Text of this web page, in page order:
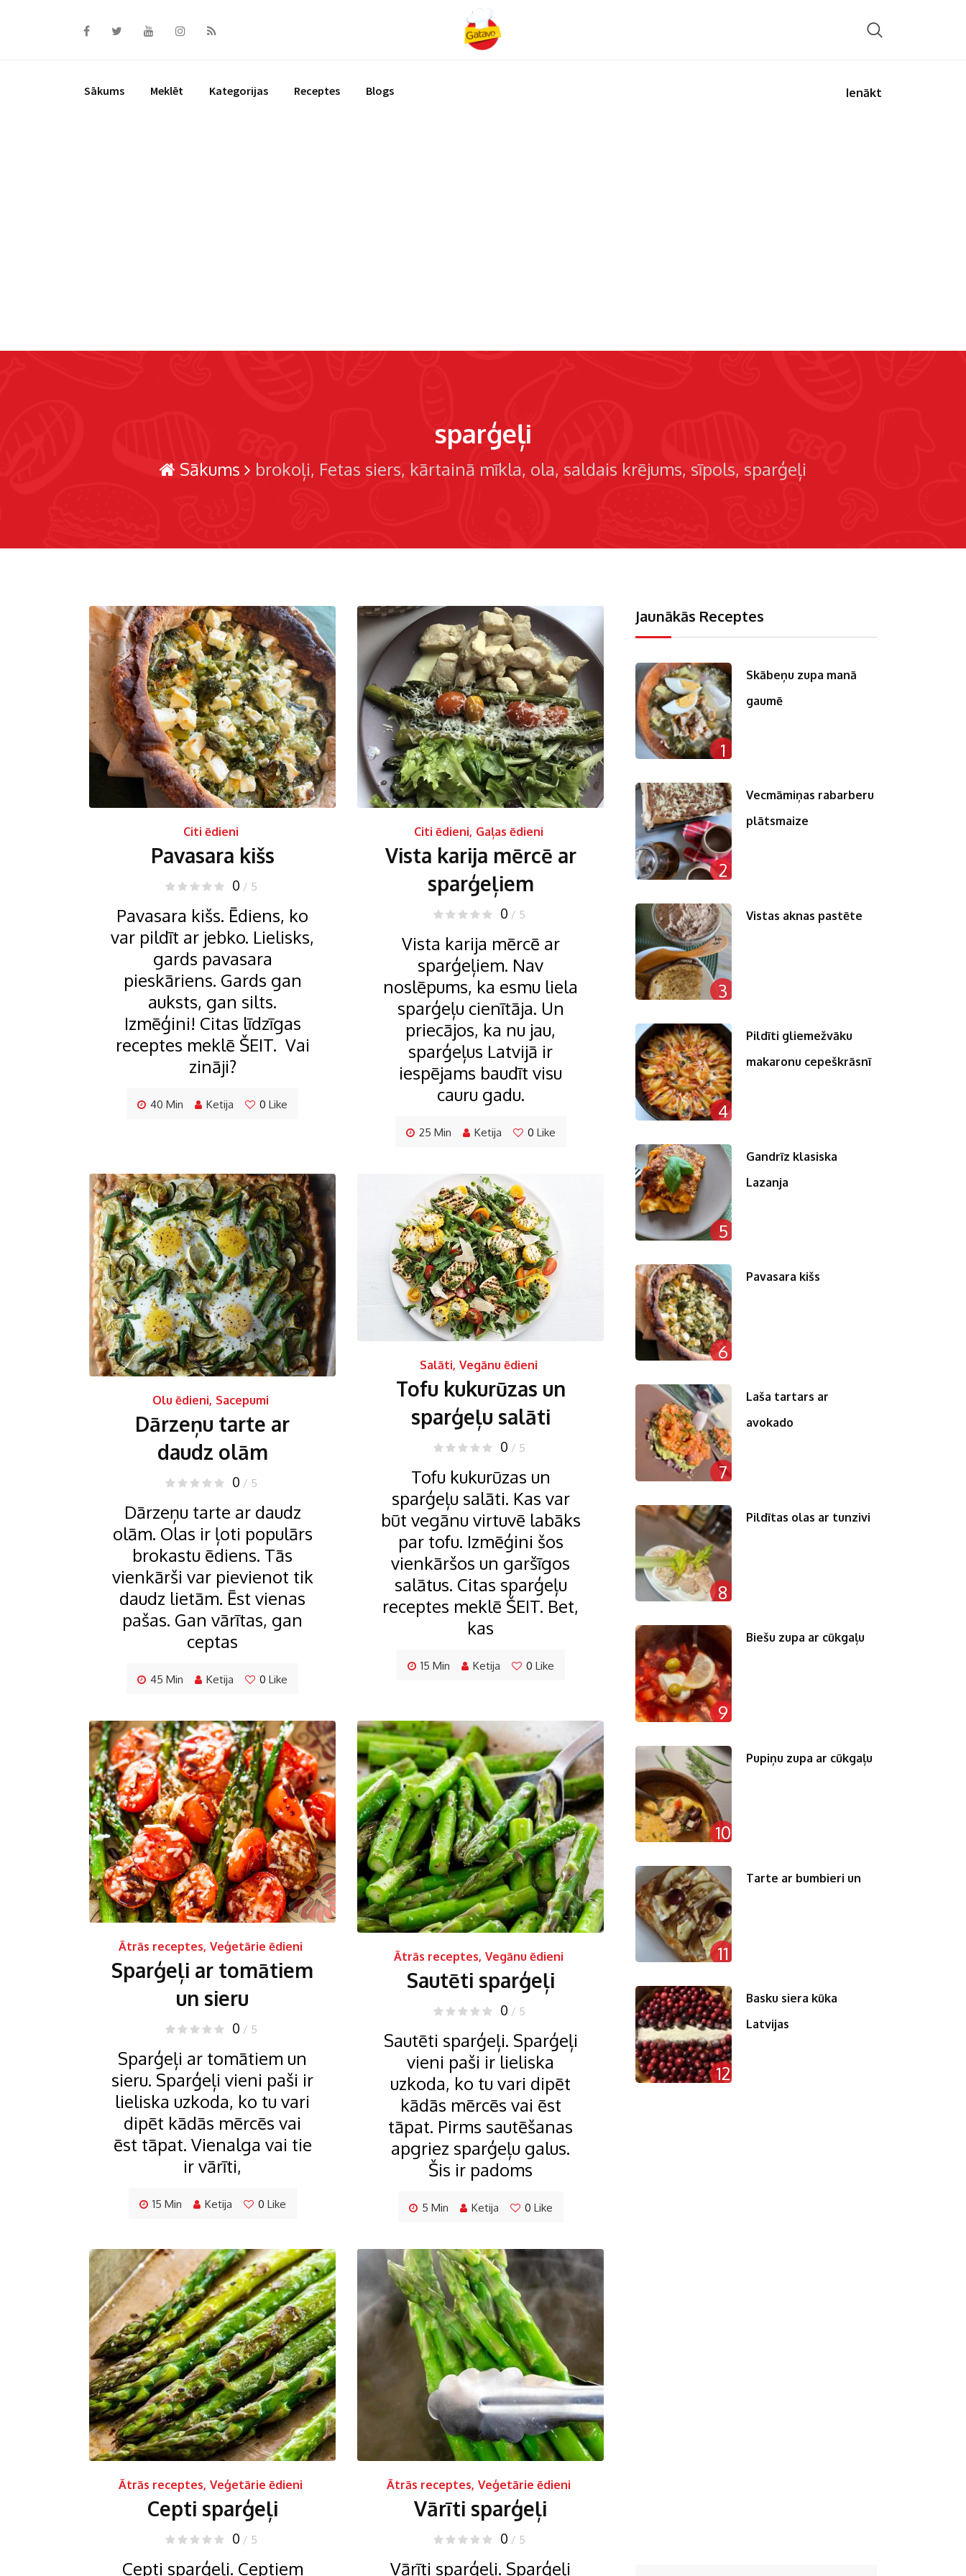
Sākums Meklēt Kategorijas Receptes Blogs Ienākt
sparģeļi
Sākums brokoļi Fetas siers kārtainā mīkla ola saldais krējums sīpols sparģeļi
Citi ēdieni
Pavasara kišs
0 / 5
Pavasara kišs. Ēdiens, ko
var pildīt ar jebko. Lielisks,
gards pavasara
pieskāriens. Gards gan
auksts, gan silts.
Izmēģini! Citas līdzīgas
receptes meklē ŠEIT. Vai
zināji?
40 Min Ketija 0 Like
Citi ēdieni, Gaļas ēdieni
Vista karija mērcē ar
sparģeļiem
0 / 5
Vista karija mērcē ar
sparģeļiem. Nav
noslēpums, ka esmu liela
sparģeļu cienītāja. Un
priecājos, ka nu jau,
sparģeļus Latvijā ir
iespējams baudīt visu
cauru gadu.
25 Min Ketija 0 Like
Olu ēdieni, Sacepumi
Dārzeņu tarte ar
daudz olām
0 / 5
Dārzeņu tarte ar daudz
olām. Olas ir ļoti populārs
brokastu ēdiens. Tās
vienkārši var pievienot tik
daudz lietām. Ēst vienas
pašas. Gan vārītas, gan
ceptas
45 Min Ketija 0 Like
Salāti, Vegānu ēdieni
Tofu kukurūzas un
sparģeļu salāti
0 / 5
Tofu kukurūzas un
sparģeļu salāti. Kas var
būt vegānu virtuvē labāks
par tofu. Izmēģini šos
vienkāršos un garšīgos
salātus. Citas sparģeļu
receptes meklē ŠEIT. Bet,
kas
15 Min Ketija 0 Like
Ātrās receptes, Veģetārie ēdieni
Sparģeļi ar tomātiem
un sieru
0 / 5
Sparģeļi ar tomātiem un
sieru. Sparģeļi vieni paši ir
lieliska uzkoda, ko tu vari
dipēt kādās mērcēs vai
ēst tāpat. Vienalga vai tie
ir vārīti,
15 Min Ketija 0 Like
Ātrās receptes, Vegānu ēdieni
Sautēti sparģeļi
0 / 5
Sautēti sparģeļi. Sparģeļi
vieni paši ir lieliska
uzkoda, ko tu vari dipēt
kādās mērcēs vai ēst
tāpat. Pirms sautēšanas
apgriez sparģeļu galus.
Šis ir padoms
5 Min Ketija 0 Like
Ātrās receptes, Veģetārie ēdieni
Cepti sparģeļi
0 / 5
Cepti sparģeļi. Ceptiem
Ātrās receptes, Veģetārie ēdieni
Vārīti sparģeļi
0 / 5
Vārīti sparģeļi. Sparģeļi
Jaunākās Receptes
1
Skābeņu zupa manā
gaumē
2
Vecmāmiņas rabarberu
plātsmaize
3
Vistas aknas pastēte
4
Pildīti gliemežvāku
makaronu cepeškrāsnī
5
Gandrīz klasiska
Lazanja
6
Pavasara kišs
7
Laša tartars ar
avokado
8
Pildītas olas ar tunzivi
9
Biešu zupa ar cūkgaļu
10
Pupiņu zupa ar cūkgaļu
11
Tarte ar bumbieri un
12
Basku siera kūka
Latvijas